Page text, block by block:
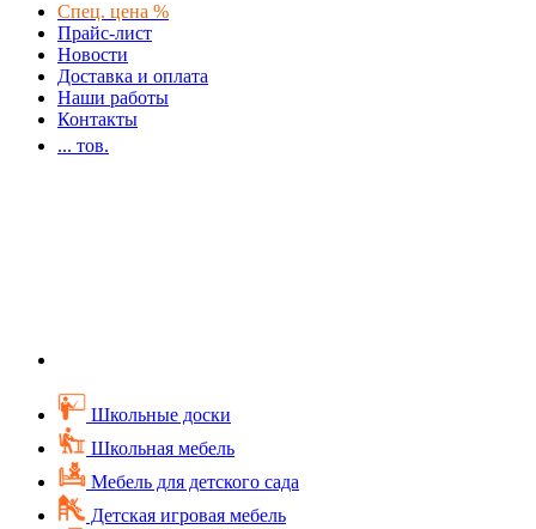
Спец. цена %
Прайс-лист
Новости
Доставка и оплата
Наши работы
Контакты
... тов.
Школьные доски
Школьная мебель
Мебель для детского сада
Детская игровая мебель